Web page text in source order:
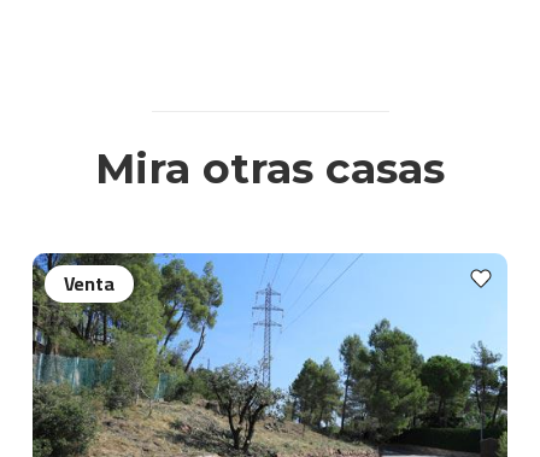
Mira otras casas
Venta